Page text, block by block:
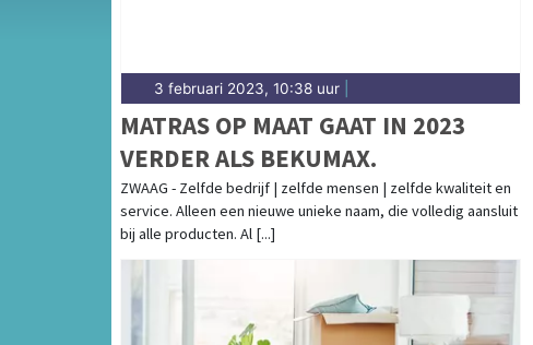
3 februari 2023, 10:38 uur
MATRAS OP MAAT GAAT IN 2023
VERDER ALS BEKUMAX.
ZWAAG - Zelfde bedrijf | zelfde mensen | zelfde kwaliteit en
service. Alleen een nieuwe unieke naam, die volledig aansluit
bij alle producten. Al [...]